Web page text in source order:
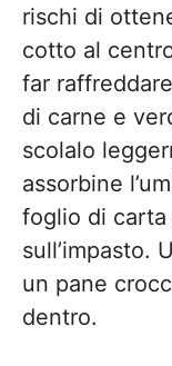
rischi di
cotto al
far
di carne e
scolalo
assorbine
foglio di carta
sull’impasto.
un pane
dentro.